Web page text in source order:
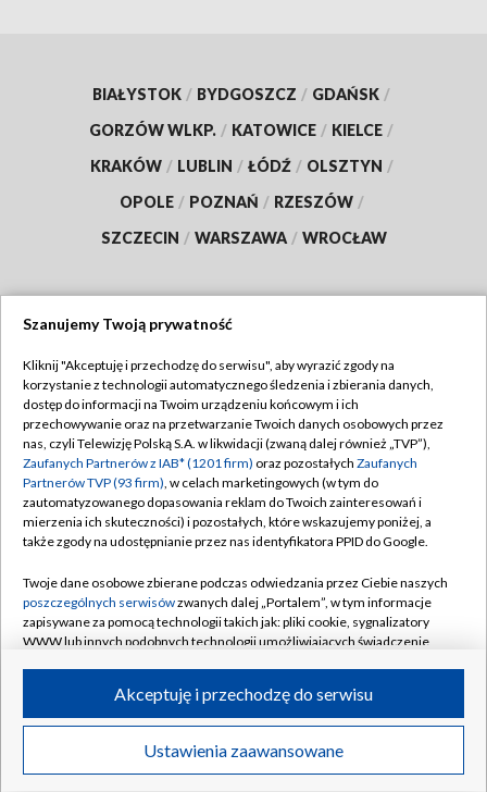
BIAŁYSTOK / BYDGOSZCZ / GDAŃSK /
GORZÓW WLKP. / KATOWICE / KIELCE /
KRAKÓW / LUBLIN / ŁÓDŹ / OLSZTYN /
OPOLE / POZNAŃ / RZESZÓW /
SZCZECIN / WARSZAWA / WROCŁAW
TVP
Abonament TVP
Emisja w TVP
Centrum informacji TVP
Naziemna Telewizja Cyfrowa
Rada Programowa
System NOS
Informacje o nadawcy
Program dla prasy
Ogłoszenie przetargowe
Regulamin TVP
Polityka prywatności
Moje zgody
Pomoc
Kontakt
Kanały
©2026 Telewizja Polska S.A. w likwidacji
Szanujemy Twoją prywatność
Kliknij "Akceptuję i przechodzę do serwisu", aby wyrazić zgody na
korzystanie z technologii automatycznego śledzenia i zbierania danych,
dostęp do informacji na Twoim urządzeniu końcowym i ich
przechowywanie oraz na przetwarzanie Twoich danych osobowych przez
nas, czyli Telewizję Polską S.A. w likwidacji (zwaną dalej również „TVP”),
Zaufanych Partnerów z IAB* (1201 firm) oraz pozostałych Zaufanych
Partnerów TVP (93 firm), w celach marketingowych (w tym do
zautomatyzowanego dopasowania reklam do Twoich zainteresowań i
mierzenia ich skuteczności) i pozostałych, które wskazujemy poniżej, a
także zgody na udostępnianie przez nas identyfikatora PPID do Google.
Twoje dane osobowe zbierane podczas odwiedzania przez Ciebie naszych
poszczególnych serwisówzwanych dalej „Portalem”, w tym informacje
zapisywane za pomocą technologii takich jak: pliki cookie, sygnalizatory
WWW lub innych podobnych technologii umożliwiających świadczenie
ruchu w Internecie.
Twoje dane osobowe zbierane podczas odwiedzania przez Ciebie
poszczególnych serwisówna Portalu, takie jak adresy IP, identyfikatory
Ustawienia zaawansowane
Akceptuję i przechodzę do serwisu